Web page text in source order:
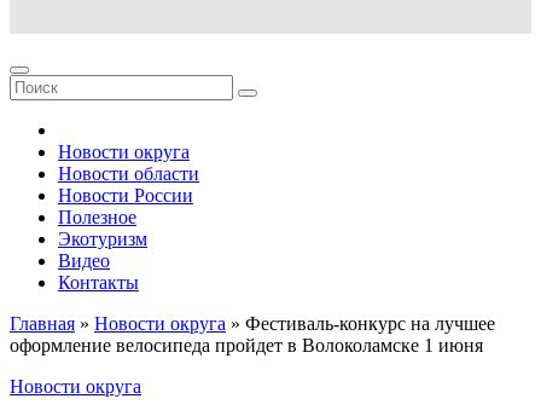
Новости округа
Новости области
Новости России
Полезное
Экотуризм
Видео
Контакты
Главная » Новости округа » Фестиваль-конкурс на лучшее
оформление велосипеда пройдет в Волоколамске 1 июня
Новости округа